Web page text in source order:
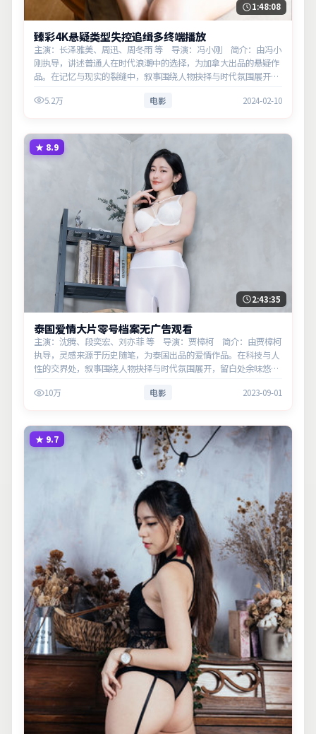
1:48:08
臻彩4K悬疑类型失控追缉多终端播放
主演：长泽雅美、周迅、周冬雨 等 导演：冯小刚 简介：由冯小
刚执导，讲述普通人在时代浪潮中的选择，为加拿大出品的悬疑作
品。在记忆与现实的裂缝中，叙事围绕人物抉择与时代氛围展开，
性与现实意义…
5.2万 电影 2024-02-10
★ 8.9
2:43:35
泰国爱情大片零号档案无广告观看
主演：沈腾、段奕宏、刘亦菲 等 导演：贾樟柯 简介：由贾樟柯
执导，灵感来源于历史随笔，为泰国出品的爱情作品。在科技与人
性的交界处，叙事围绕人物抉择与时代氛围展开，留白处余味悠
意义。
10万 电影 2023-09-01
★ 9.7